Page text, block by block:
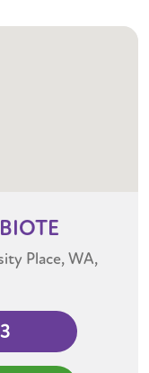
Place, WA,